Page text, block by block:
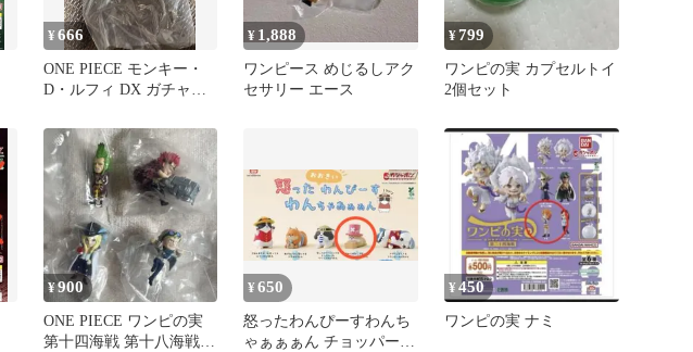
¥666
ONE PIECE モンキー・
D・ルフィ DX ガチャガ
¥ 1,888
ワンピース めじるしアク
セサリー エース
¥799
ワンピの実 カプセルトイ
2個セット
¥900
ONE PIECE ワンピの実
第十四海戦 第十八海戦
¥650
怒ったわんぴーすわんち
ゃぁぁぁん チョッパーわ
¥ 450
ワンピの実 ナミ